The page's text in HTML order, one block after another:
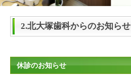
2.北大塚歯科からのお知らせ
休診のお知らせ